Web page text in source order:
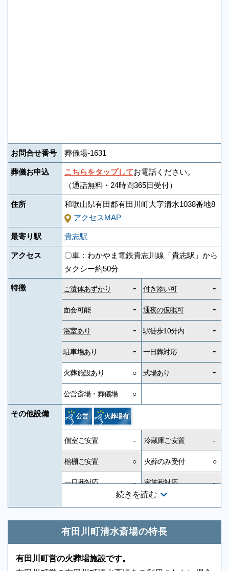
お問合せ番号 葬儀場-1631
葬儀お申込 こちらをタップしてお電話ください。
（通話無料・24時間365日受付）
住所
和歌山県有田郡有田川町大字清水1038番地8
アクセスMAP
最寄り駅 貴志駅
アクセス
〇車：わかやま電鉄貴志川線「貴志駅」から
タクシー約50分
特徴 ご遺体あずかり - 付き添い可 -
面会可能 - 通夜の仮眠可 -
浴室あり - 駅徒歩10分内 -
駐車場あり - 一日葬対応 -
火葬施設あり ○ 式場あり -
公営斎場・葬儀場 ○
その他設備 公営 火葬場有
続きを読む
個室ご安置 - 冷蔵庫ご安置 -
棺棚ご安置 ○ 火葬のみ受付 ○
一日葬対応 - 家族葬対応 -
神道対応 キリスト教対応
友人葬対応 - 社葬対応 -
葬祭ディレクター
有田川町清水斎場の特長
有田川町営の火葬場施設です。